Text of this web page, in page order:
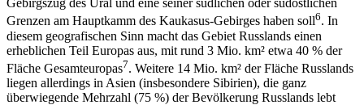
Gebirgszug des Ural und eine seiner südlichen oder südöstlichen
Grenzen am Hauptkamm des Kaukasus-Gebirges haben soll6. In
diesem geografischen Sinn macht das Gebiet Russlands einen
erheblichen Teil Europas aus, mit rund 3 Mio. km² etwa 40 % der
Fläche Gesamteuropas7. Weitere 14 Mio. km² der Fläche Russlands
liegen allerdings in Asien (insbesondere Sibirien), die ganz
überwiegende Mehrzahl (75 %) der Bevölkerung Russlands lebt